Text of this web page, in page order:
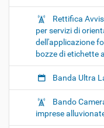
Rettifica
per servizi di
dell'applicazione
bozze di etichette
Banda Ultra
Bando
imprese